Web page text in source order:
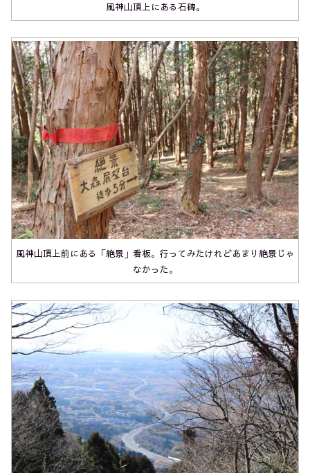
風神山頂上にある石碑。
風神山頂上前にある「絶景」看板。行ってみたけれどあまり絶景じゃ
なかった。